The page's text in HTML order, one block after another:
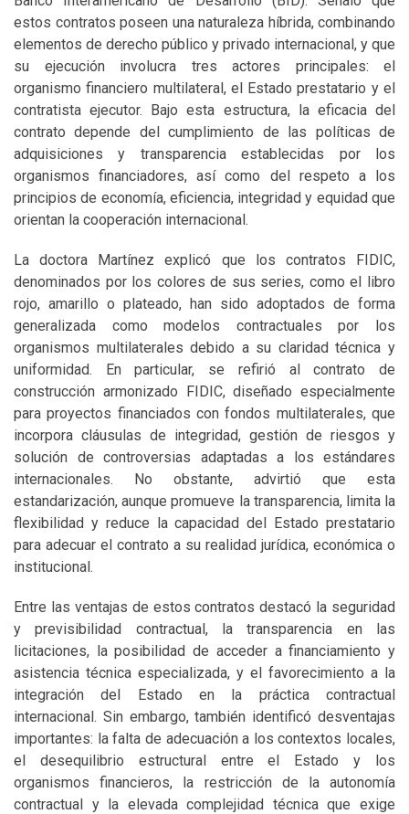
estos contratos poseen una naturaleza híbrida, combinando
elementos de derecho público y privado internacional, y que
su ejecución involucra tres actores principales: el
organismo financiero multilateral, el Estado prestatario y el
contratista ejecutor. Bajo esta estructura, la eficacia del
contrato depende del cumplimiento de las políticas de
adquisiciones y transparencia establecidas por los
organismos financiadores, así como del respeto a los
principios de economía, eficiencia, integridad y equidad que
orientan la cooperación internacional.
La doctora Martínez explicó que los contratos FIDIC,
denominados por los colores de sus series, como el libro
rojo, amarillo o plateado, han sido adoptados de forma
generalizada como modelos contractuales por los
organismos multilaterales debido a su claridad técnica y
uniformidad. En particular, se refirió al contrato de
construcción armonizado FIDIC, diseñado especialmente
para proyectos financiados con fondos multilaterales, que
incorpora cláusulas de integridad, gestión de riesgos y
solución de controversias adaptadas a los estándares
internacionales. No obstante, advirtió que esta
estandarización, aunque promueve la transparencia, limita la
flexibilidad y reduce la capacidad del Estado prestatario
para adecuar el contrato a su realidad jurídica, económica o
institucional.
Entre las ventajas de estos contratos destacó la seguridad
y previsibilidad contractual, la transparencia en las
licitaciones, la posibilidad de acceder a financiamiento y
asistencia técnica especializada, y el favorecimiento a la
integración del Estado en la práctica contractual
internacional. Sin embargo, también identificó desventajas
importantes: la falta de adecuación a los contextos locales,
el desequilibrio estructural entre el Estado y los
organismos financieros, la restricción de la autonomía
contractual y la elevada complejidad técnica que exige